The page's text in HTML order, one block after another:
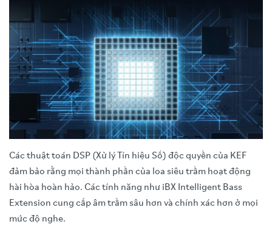
Các thuật toán DSP (Xử lý Tín hiệu Số) độc quyền của KEF
đảm bảo rằng mọi thành phần của loa siêu trầm hoạt động
hài hòa hoàn hảo. Các tính năng như iBX Intelligent Bass
Extension cung cấp âm trầm sâu hơn và chính xác hơn ở mọi
mức độ nghe.